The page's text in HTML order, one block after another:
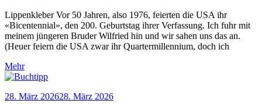
Lippenkleber Vor 50 Jahren, also 1976, feierten die USA ihr
«Bicentennial», den 200. Geburtstag ihrer Verfassung. Ich fuhr mit
meinem jüngeren Bruder Wilfried hin und wir sahen uns das an.
(Heuer feiern die USA zwar ihr Quartermillennium, doch ich
Mehr
28. März 202628. März 2026